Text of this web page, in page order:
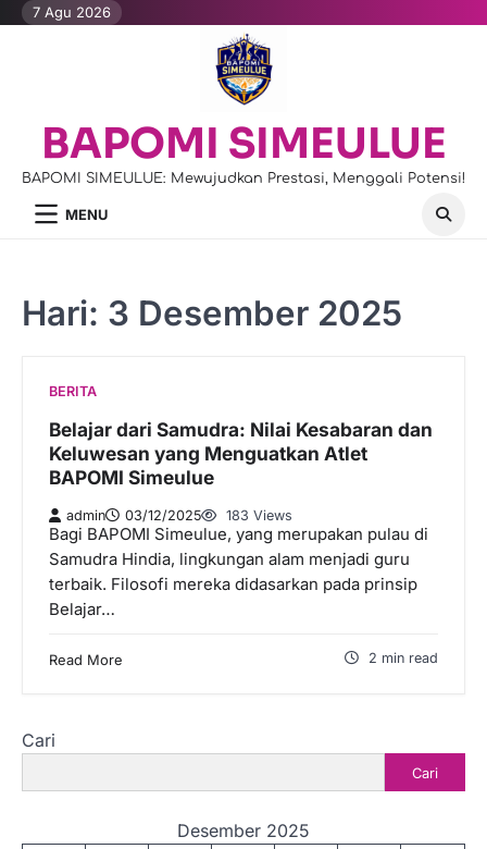
Skip7 Agu 2026
BAPOMI SIMEULUE
BAPOMI SIMEULUE: Mewujudkan Prestasi, Menggali Potensi!
MENU
Hari: 3 Desember 2025
BERITA
Belajar dari Samudra: Nilai Kesabaran dan
Keluwesan yang Menguatkan Atlet
BAPOMI Simeulue
admin 03/12/2025 183 Views
Bagi BAPOMI Simeulue, yang merupakan pulau di
Samudra Hindia, lingkungan alam menjadi guru
terbaik. Filosofi mereka didasarkan pada prinsip
Belajar…
Read More 2 min read
Cari
Cari
Desember 2025